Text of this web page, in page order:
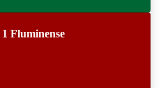
Fluminense